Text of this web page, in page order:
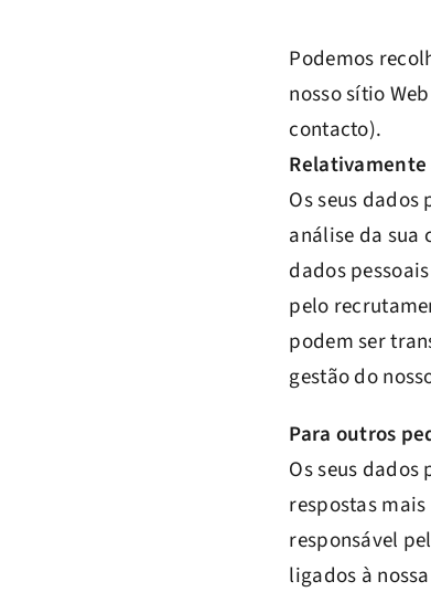
Podemos
nosso sítio
contacto).
Os seus
análise da sua
dados
pelo
podem ser
gestão do
Para outros
Os seus
respostas
responsável
ligados à